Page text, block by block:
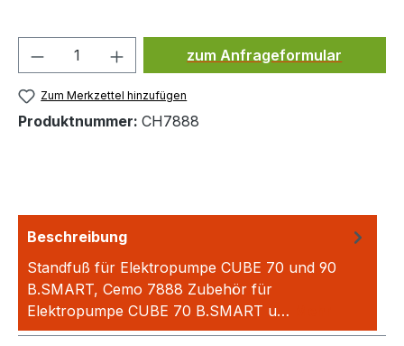
Produkt Anzahl: Gib den
zum Anfrageformular
Zum Merkzettel hinzufügen
Produktnummer: CH7888
Beschreibung
Standfuß für Elektropumpe CUBE 70 und 90
B.SMART, Cemo 7888 Zubehör für
Elektropumpe CUBE 70 B.SMART u…